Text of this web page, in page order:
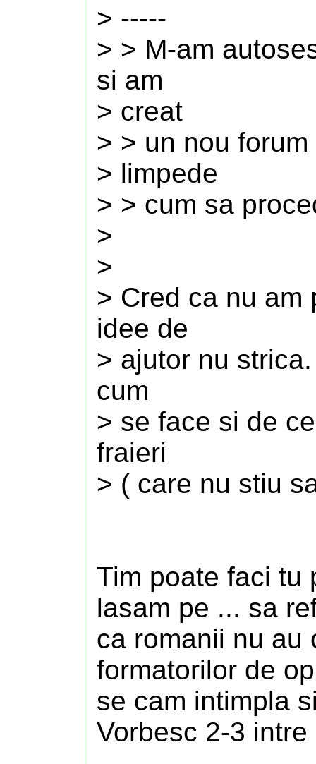
> -----
> > M-am
si am
> creat
> > un nou
> limpede
> > cum sa
>
>
> Cred ca nu am
idee de
> ajutor nu
cum
> se face si de
fraieri
> ( care nu stiu
Tim poate faci tu
lasam pe ... sa
ca romanii nu au
formatorilor de
se cam intimpla
Vorbesc 2-3